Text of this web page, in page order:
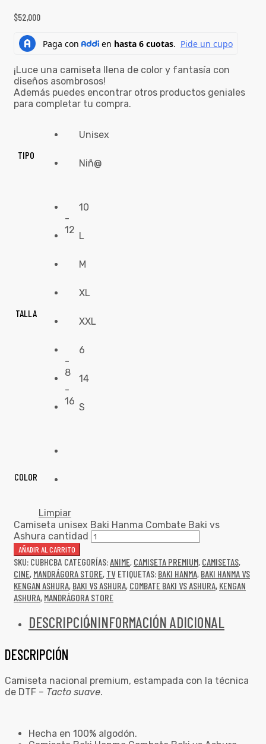
$52,000
¡Luce una camiseta llena de color y fantasía con
diseños asombrosos!
Además puedes encontrar otros productos geniales
para completar tu compra.
TIPO
Unisex
Niñ@
TALLA
10
-
12
L
M
XL
XXL
6
-
8
14
-
16
S
COLOR
Limpiar
Camiseta unisex Baki Hanma Combate Baki vs
Ashura cantidad
AÑADIR AL CARRITO
SKU: CUBHCBA CATEGORÍAS:ANIME, CAMISETA PREMIUM, CAMISETAS,
CINE, MANDRÁGORA STORE, TV ETIQUETAS: BAKI HANMA, BAKI HANMA VS
KENGAN ASHURA, BAKI VS ASHURA, COMBATE BAKI VS ASHURA, KENGAN
ASHURA, MANDRÁGORA STORE
DESCRIPCIÓNINFORMACIÓN ADICIONAL
DESCRIPCIÓN
Camiseta nacional premium, estampada con la técnica
de DTF – Tacto suave.
Hecha en 100% algodón.